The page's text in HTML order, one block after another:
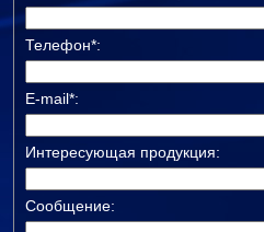
Телефон*:
E-mail*:
Интересующая продукция:
Сообщение: